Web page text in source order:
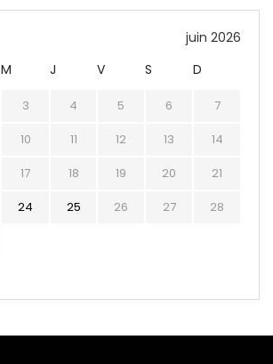
juin 2026
M J V S D
3 4 5 6
7
10 11 12 13
14
17 18 19 20
21
24 25 26 27
28